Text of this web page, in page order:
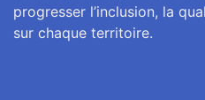
progresser l’inclusion, la
sur chaque territoire.